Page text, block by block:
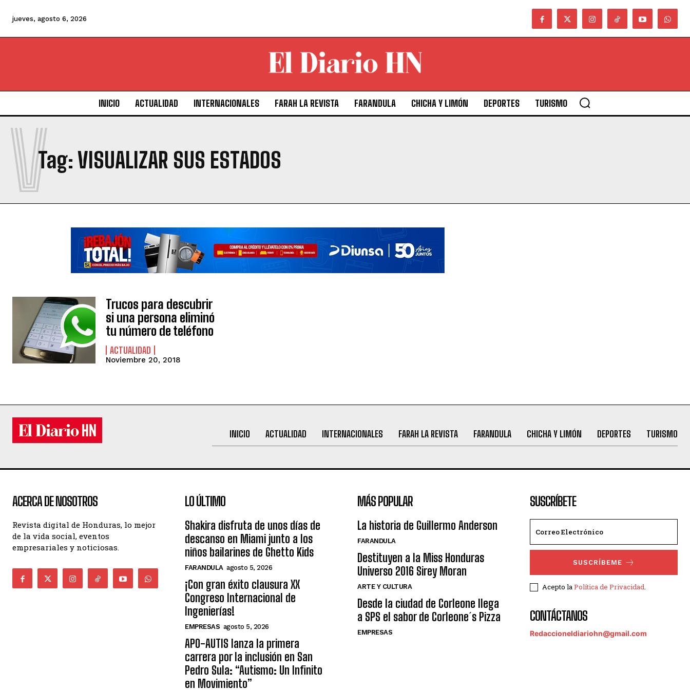
jueves, agosto 6, 2026
INICIO ACTUALIDAD INTERNACIONALES FARAH LA REVISTA FARANDULA CHICHA Y LIMÓN DEPORTES TURISMO
Tag: VISUALIZAR SUS ESTADOS
V
Trucos para descubrir
si una persona eliminó
tu número de teléfono
ACTUALIDAD
Noviembre 20, 2018
INICIO ACTUALIDAD INTERNACIONALES FARAH LA REVISTA FARANDULA CHICHA Y LIMÓN DEPORTES TURISMO
ACERCA DE NOSOTROS
Revista digital de Honduras, lo mejor
de la vida social, eventos
empresariales y noticiosas.
LO ÚLTIMO
Shakira disfruta de unos días de
descanso en Miami junto a los
niños bailarines de Ghetto Kids
FARANDULA agosto 5, 2026
¡Con gran éxito clausura XX
Congreso Internacional de
Ingenierías!
EMPRESAS agosto 5, 2026
APO-AUTIS lanza la primera
carrera por la inclusión en San
Pedro Sula: “Autismo: Un Infinito
en Movimiento”
MÁS POPULAR
La historia de Guillermo Anderson
FARANDULA
Destituyen a la Miss Honduras
Universo 2016 Sirey Moran
ARTE Y CULTURA
Desde la ciudad de Corleone llega
a SPS el sabor de Corleone´s Pizza
EMPRESAS
SUSCRÍBETE
SUSCRÍBEME
Acepto laPolítica de Privacidad.
CONTÁCTANOS
Redaccioneldiariohn@gmail.com